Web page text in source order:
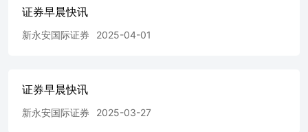
信营销则由海通国际及中银国际联席保荐。奥克斯电气主要
为独家保荐人。据初步招股书，奥克斯电气的空调业务覆盖
2024年前九个月，其海外收入占总收入比例超过45%。财务
方面，截至2024年9月底止月，公司收入242.78亿元（人民
币．下同），按年增加15.39%。母公司拥有人应占利润
证券早晨快讯
新永安国际证券 2025-04-01
证券早晨快讯
新永安国际证券 2025-03-27